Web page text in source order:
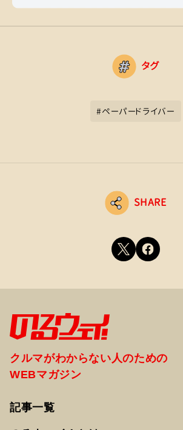
タグ
#ペーパードライバー
SHARE
クルマがわからない人のための
WEBマガジン
記事一覧